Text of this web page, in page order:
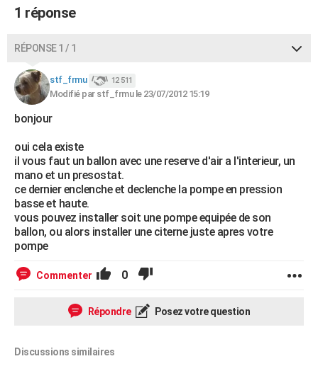
Dictionnaire
Biographies
Citations
Expressions
Proverbes
PROGRAMME TV
AVIS DE DÉCÈS
FORUM
Bricolage
Lifestyle
Culture
Sport
Auto
Television
Voyage
Cinema
1 réponse
RÉPONSE 1 / 1
stf_frmu 12 511
Modifié par stf_frmu le 23/07/2012 15:19
bonjour
oui cela existe
il vous faut un ballon avec une reserve d'air a l'interieur, un
mano et un presostat.
ce dernier enclenche et declenche la pompe en pression
basse et haute.
vous pouvez installer soit une pompe equipée de son
ballon, ou alors installer une citerne juste apres votre
pompe
Commenter 0
Répondre Posez votre question
Discussions similaires